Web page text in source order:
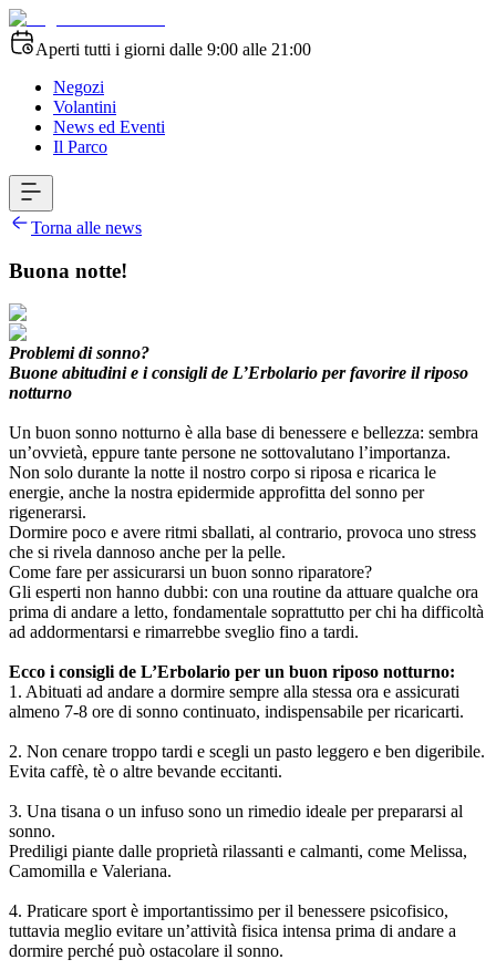
Aperti tutti i giorni dalle 9:00 alle 21:00
Negozi
Volantini
News ed Eventi
Il Parco
Torna alle news
Buona notte!
Problemi di sonno?
Buone abitudini e i consigli de L’Erbolario per favorire il riposo
notturno
Un buon sonno notturno è alla base di benessere e bellezza: sembra
un’ovvietà, eppure tante persone ne sottovalutano l’importanza.
Non solo durante la notte il nostro corpo si riposa e ricarica le
energie, anche la nostra epidermide approfitta del sonno per
rigenerarsi.
Dormire poco e avere ritmi sballati, al contrario, provoca uno stress
che si rivela dannoso anche per la pelle.
Come fare per assicurarsi un buon sonno riparatore?
Gli esperti non hanno dubbi: con una routine da attuare qualche ora
prima di andare a letto, fondamentale soprattutto per chi ha difficoltà
ad addormentarsi e rimarrebbe sveglio fino a tardi.
Ecco i consigli de L’Erbolario per un buon riposo notturno:
1. Abituati ad andare a dormire sempre alla stessa ora e assicurati
almeno 7-8 ore di sonno continuato, indispensabile per ricaricarti.
2. Non cenare troppo tardi e scegli un pasto leggero e ben digeribile.
Evita caffè, tè o altre bevande eccitanti.
3. Una tisana o un infuso sono un rimedio ideale per prepararsi al
sonno.
Prediligi piante dalle proprietà rilassanti e calmanti, come Melissa,
Camomilla e Valeriana.
4. Praticare sport è importantissimo per il benessere psicofisico,
tuttavia meglio evitare un’attività fisica intensa prima di andare a
dormire perché può ostacolare il sonno.